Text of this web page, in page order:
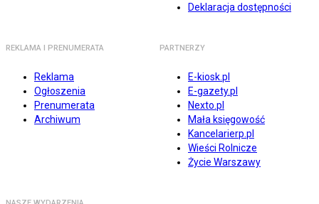
Deklaracja dostępności
REKLAMA I PRENUMERATA
Reklama
Ogłoszenia
Prenumerata
Archiwum
PARTNERZY
E-kiosk.pl
E-gazety.pl
Nexto.pl
Mała księgowość
Kancelarierp.pl
Wieści Rolnicze
Życie Warszawy